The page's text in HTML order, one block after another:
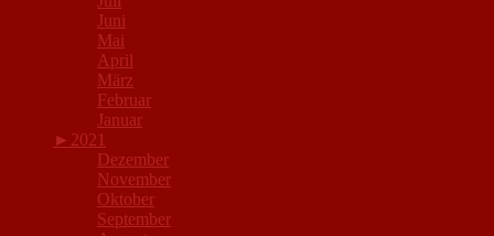
Juni
Mai
April
März
Februar
Januar
► 2021
Dezember
November
Oktober
September